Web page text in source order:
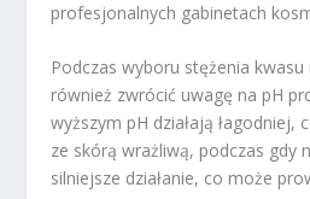
profesjonalnych gabinetach
Podczas wyboru stężenia
również zwrócić uwagę na pH
wyższym pH działają
ze skórą wrażliwą, podczas gdy
silniejsze działanie, co może